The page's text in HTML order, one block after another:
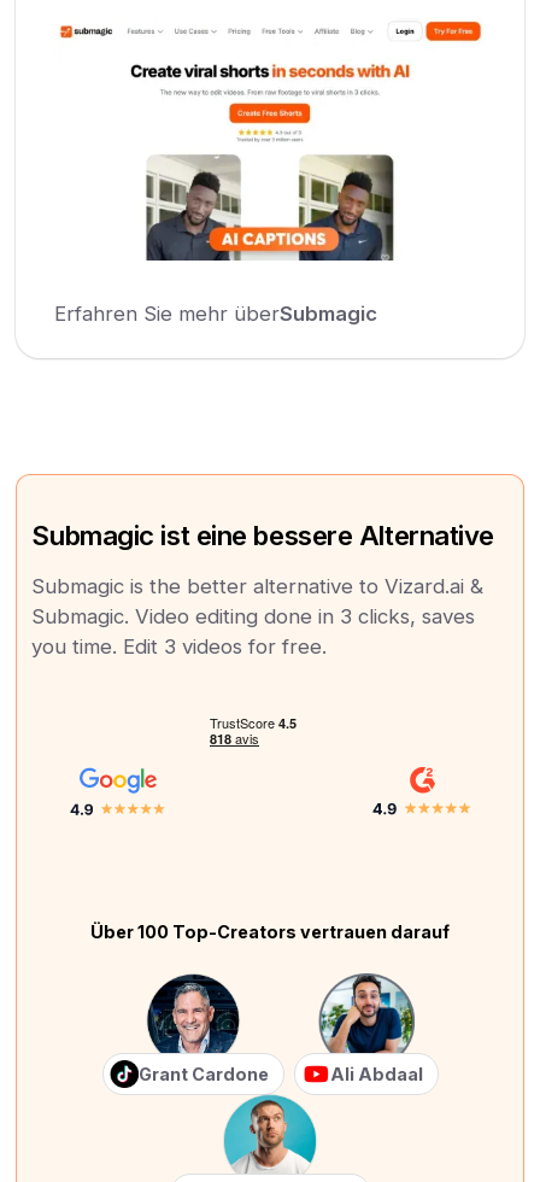
Erfahren Sie mehr überSubmagic
Submagic ist eine bessere Alternative
Submagic is the better alternative to Vizard.ai &
Submagic. Video editing done in 3 clicks, saves
you time. Edit 3 videos for free.
Über 100 Top-Creators vertrauen darauf
Grant Cardone Ali Abdaal